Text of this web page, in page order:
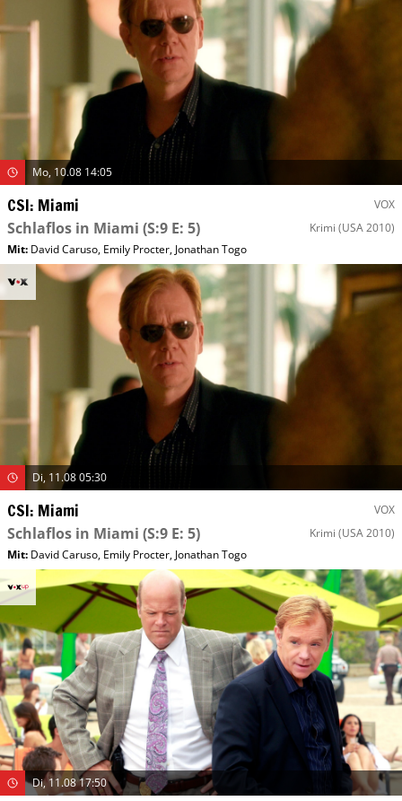
Mo, 10.08 14:05
CSI: Miami VOX
Schlaflos in Miami (S:9 E: 5) Krimi (USA 2010)
Mit: David Caruso, Emily Procter, Jonathan Togo
Di, 11.08 05:30
CSI: Miami VOX
Schlaflos in Miami (S:9 E: 5) Krimi (USA 2010)
Mit: David Caruso, Emily Procter, Jonathan Togo
Di, 11.08 17:50